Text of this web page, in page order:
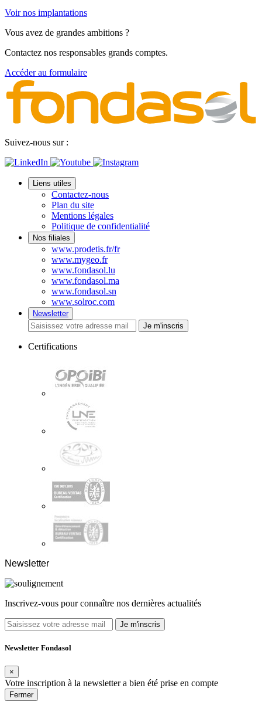
Voir nos implantations
Vous avez de grandes ambitions ?
Contactez nos responsables grands comptes.
Accéder au formulaire
Suivez-nous sur :
Liens utiles
Contactez-nous
Plan du site
Mentions légales
Politique de confidentialité
Nos filiales
www.prodetis.fr/fr
www.mygeo.fr
www.fondasol.lu
www.fondasol.ma
www.fondasol.sn
www.solroc.com
Newsletter
Je m'inscris
Certifications
Newsletter
Inscrivez-vous pour connaître nos dernières actualités
Je m'inscris
Newsletter Fondasol
×
Votre inscription à la newsletter a bien été prise en compte
Fermer